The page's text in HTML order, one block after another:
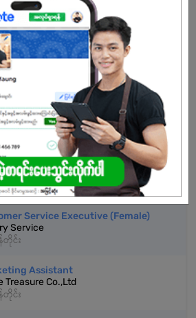
တမ်းကုန်သွားပါပြီ
ောင့်မရှိသေးဘူးလား?
အလုပ်များ
(Female)
Concrete Manufacturing Co.,Ltd
တိုင်း
Service Executive (Female)
Service
တိုင်း
Assistant
Treasure Co.,Ltd
တိုင်း